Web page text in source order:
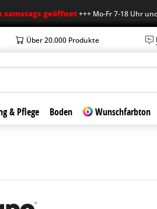
geöffnet+++ Mo-Fr 7-18 Uhr und Sa
Über 20.000 Produkte
& Pflege Boden Wunschfarbton